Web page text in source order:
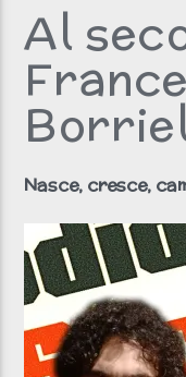
Clicca PLAY! Non
Al
Nasce, cresce,